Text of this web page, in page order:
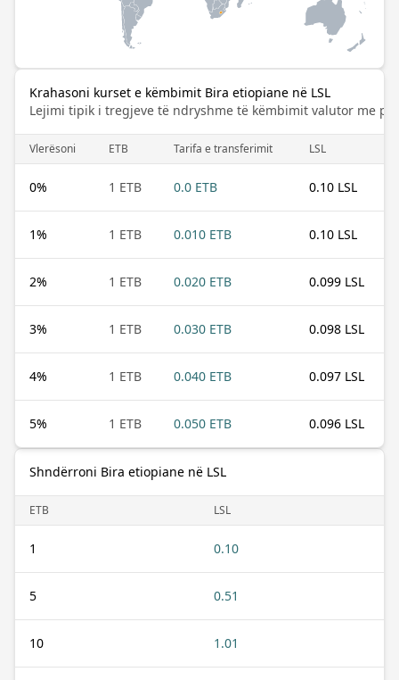
Krahasoni kurset e këmbimit Bira etiopiane në LSL
Lejimi tipik i tregjeve të ndryshme të këmbimit valutor me
Vlerësoni ETB Tarifa e transferimit LSL
0% 1 ETB 0.0 ETB 0.10 LSL
1% 1 ETB 0.010 ETB 0.10 LSL
2% 1 ETB 0.020 ETB 0.099 LSL
3% 1 ETB 0.030 ETB 0.098 LSL
4% 1 ETB 0.040 ETB 0.097 LSL
5% 1 ETB 0.050 ETB 0.096 LSL
Shndërroni Bira etiopiane në LSL
ETB LSL
1 0.10
5 0.51
10 1.01